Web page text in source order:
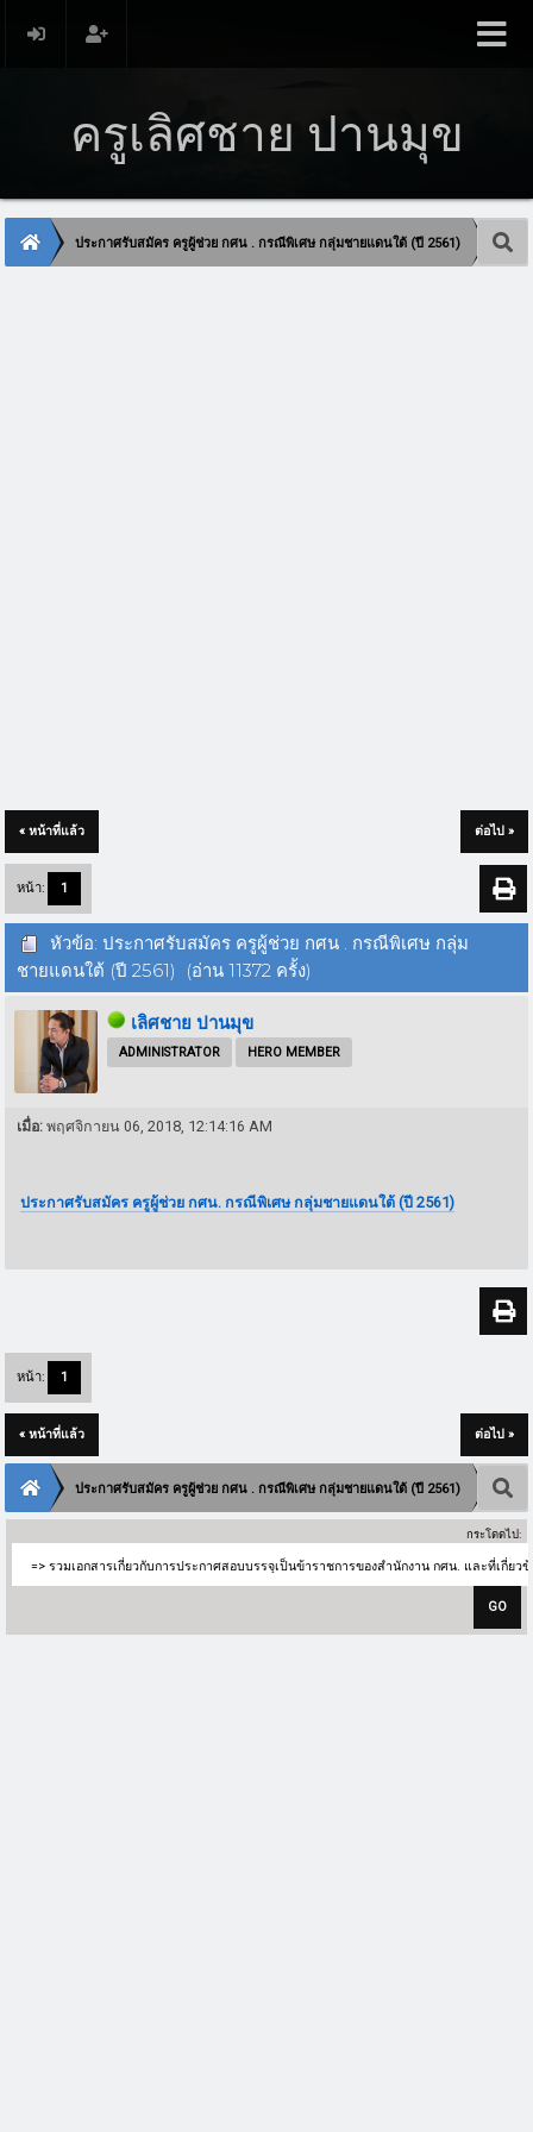
ครูเลิศชาย ปานมุข
ประกาศรับสมัคร ครูผู้ช่วย กศน . กรณีพิเศษ กลุ่มชายแดนใต้ (ปี 2561)
« หน้าที่แล้ว ต่อไป »
หน้า: 1
หัวข้อ: ประกาศรับสมัคร ครูผู้ช่วย กศน . กรณีพิเศษ กลุ่ม
ชายแดนใต้ (ปี 2561) (อ่าน 11372 ครั้ง)
เลิศชาย ปานมุข
ADMINISTRATOR HERO MEMBER
เมื่อ: พฤศจิกายน 06, 2018, 12:14:16 AM
ประกาศรับสมัคร ครูผู้ช่วย กศน. กรณีพิเศษ กลุ่มชายแดนใต้ (ปี 2561)
หน้า: 1
« หน้าที่แล้ว ต่อไป »
ประกาศรับสมัคร ครูผู้ช่วย กศน . กรณีพิเศษ กลุ่มชายแดนใต้ (ปี 2561)
กระโดดไป: